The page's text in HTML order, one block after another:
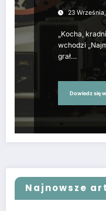
23
„Kocha,
wchodzi
grał…
Dowiedz się
Najnowsze